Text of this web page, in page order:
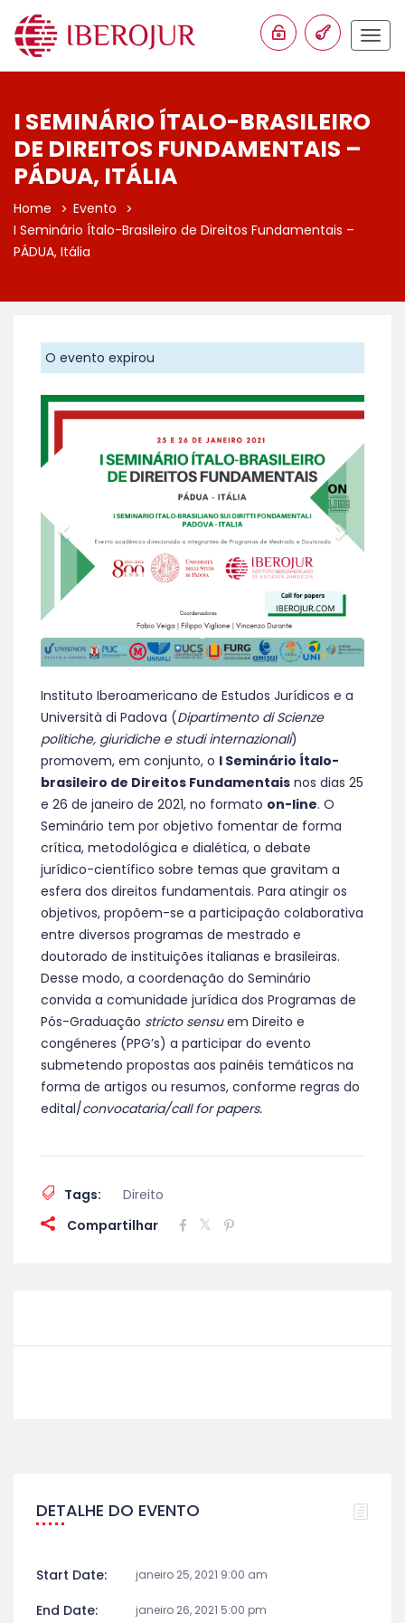
I SEMINÁRIO ÍTALO-BRASILEIRO
DE DIREITOS FUNDAMENTAIS –
PÁDUA, ITÁLIA
Home
Evento
I Seminário Ítalo-Brasileiro de Direitos Fundamentais –
PÁDUA, Itália
O evento expirou
Anterior
Instituto Iberoamericano de Estudos Jurídicos e a
Università di Padova (Dipartimento di Scienze
politiche, giuridiche e studi internazionali)
promovem, em conjunto, o I Seminário Ítalo-
brasileiro de Direitos Fundamentais nos dias 25
e 26 de janeiro de 2021, no formato on-line. O
Seminário tem por objetivo fomentar de forma
crítica, metodológica e dialética, o debate
jurídico-científico sobre temas que gravitam a
esfera dos direitos fundamentais. Para atingir os
objetivos, propõem-se a participação colaborativa
entre diversos programas de mestrado e
doutorado de instituições italianas e brasileiras.
Desse modo, a coordenação do Seminário
convida a comunidade jurídica dos Programas de
Pós-Graduação stricto sensuem Direito e
congéneres (PPG’s) a participar do evento
submetendo propostas aos painéis temáticos na
forma de artigos ou resumos, conforme regras do
edital/convocataria/call for papers.
Tags:
Direito
Compartilhar
DETALHE DO EVENTO
Start Date: janeiro 25, 2021 9:00 am
End Date: janeiro 26, 2021 5:00 pm